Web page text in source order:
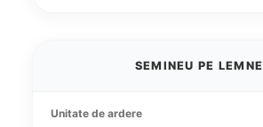
SEMINEU PE LEMNE
Unitate de ardere